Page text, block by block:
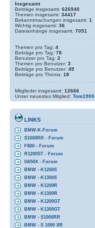
Insgesamt
Beiträge insgesamt: 626940
Themen insgesamt: 34417
Bekanntmachungen insgesamt: 1
Wichtig insgesamt: 36
Dateianhänge insgesamt: 7051
Themen pro Tag: 4
Beiträge pro Tag: 78
Benutzer pro Tag: 2
Themen pro Benutzer: 3
Beiträge pro Benutzer: 49
Beiträge pro Thema: 18
Mitglieder insgesamt: 12666
Unser neuestes Mitglied: Tom1900
LINKS
BMW-K-Forum
S1000RR - Forum
F800 - Forum
R1200ST - Forum
G650X - Forum
BMW - K1200S
BMW - K1300S
BMW - K1200R
BMW - K1300R
BMW - K1200GT
BMW - K1300GT
BMW - S1000RR
BMW - S 1000 XR